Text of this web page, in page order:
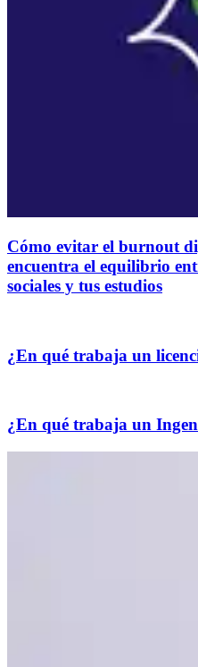
Cómo evitar el burnout
encuentra el equilibrio
sociales y tus estudios
¿En qué trabaja un
¿En qué trabaja un